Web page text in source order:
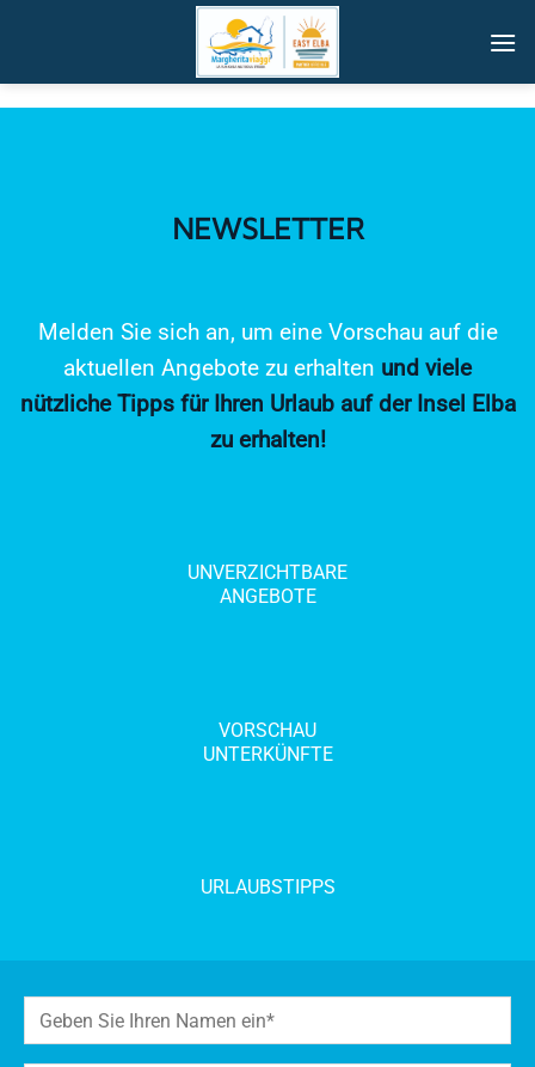
NEWSLETTER
Melden Sie sich an, um eine Vorschau auf die
aktuellen Angebote zu erhalten und viele
nützliche Tipps für Ihren Urlaub auf der Insel Elba
zu erhalten!
UNVERZICHTBARE
ANGEBOTE
VORSCHAU
UNTERKÜNFTE
URLAUBSTIPPS